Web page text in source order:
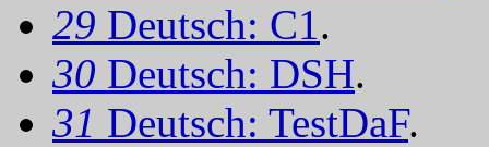
29 Deutsch: C1.
30 Deutsch: DSH.
31 Deutsch: TestDaF.